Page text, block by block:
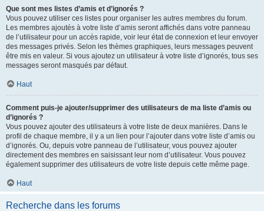
Que sont mes listes d’amis et d’ignorés ?
Vous pouvez utiliser ces listes pour organiser les autres membres du forum.
Les membres ajoutés à votre liste d’amis seront affichés dans votre panneau
de l’utilisateur pour un accès rapide, voir leur état de connexion et leur envoyer
des messages privés. Selon les thèmes graphiques, leurs messages peuvent
être mis en valeur. Si vous ajoutez un utilisateur à votre liste d’ignorés, tous ses
messages seront masqués par défaut.
Haut
Comment puis-je ajouter/supprimer des utilisateurs de ma liste d’amis ou
d’ignorés ?
Vous pouvez ajouter des utilisateurs à votre liste de deux manières. Dans le
profil de chaque membre, il y a un lien pour l’ajouter dans votre liste d’amis ou
d’ignorés. Ou, depuis votre panneau de l’utilisateur, vous pouvez ajouter
directement des membres en saisissant leur nom d’utilisateur. Vous pouvez
également supprimer des utilisateurs de votre liste depuis cette même page.
Haut
Recherche dans les forums